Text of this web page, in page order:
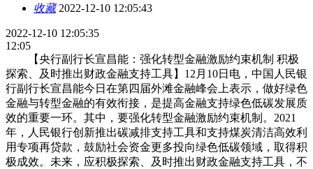
收藏2022-12-10 12:05:43
2022-12-10 12:05:35
12:05
【央行副行长宣昌能：强化转型金融激励约束机制 积极
探索、及时推出财政金融支持工具】12月10日电，中国人民银
行副行长宣昌能今日在第四届外滩金融峰会上表示，做好绿色
金融与转型金融的有效衔接，是提高金融支持绿色低碳发展质
效的重要一环。其中，要强化转型金融激励约束机制。2021
年，人民银行创新推出碳减排支持工具和支持煤炭清洁高效利
用专项再贷款，鼓励社会资金更多投向绿色低碳领域，取得积
极成效。未来，应积极探索、及时推出财政金融支持工具，不